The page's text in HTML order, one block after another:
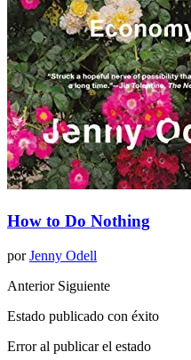
How to Do Nothing
porJenny Odell
Anterior Siguiente
Estado publicado con éxito
Error al publicar el estado